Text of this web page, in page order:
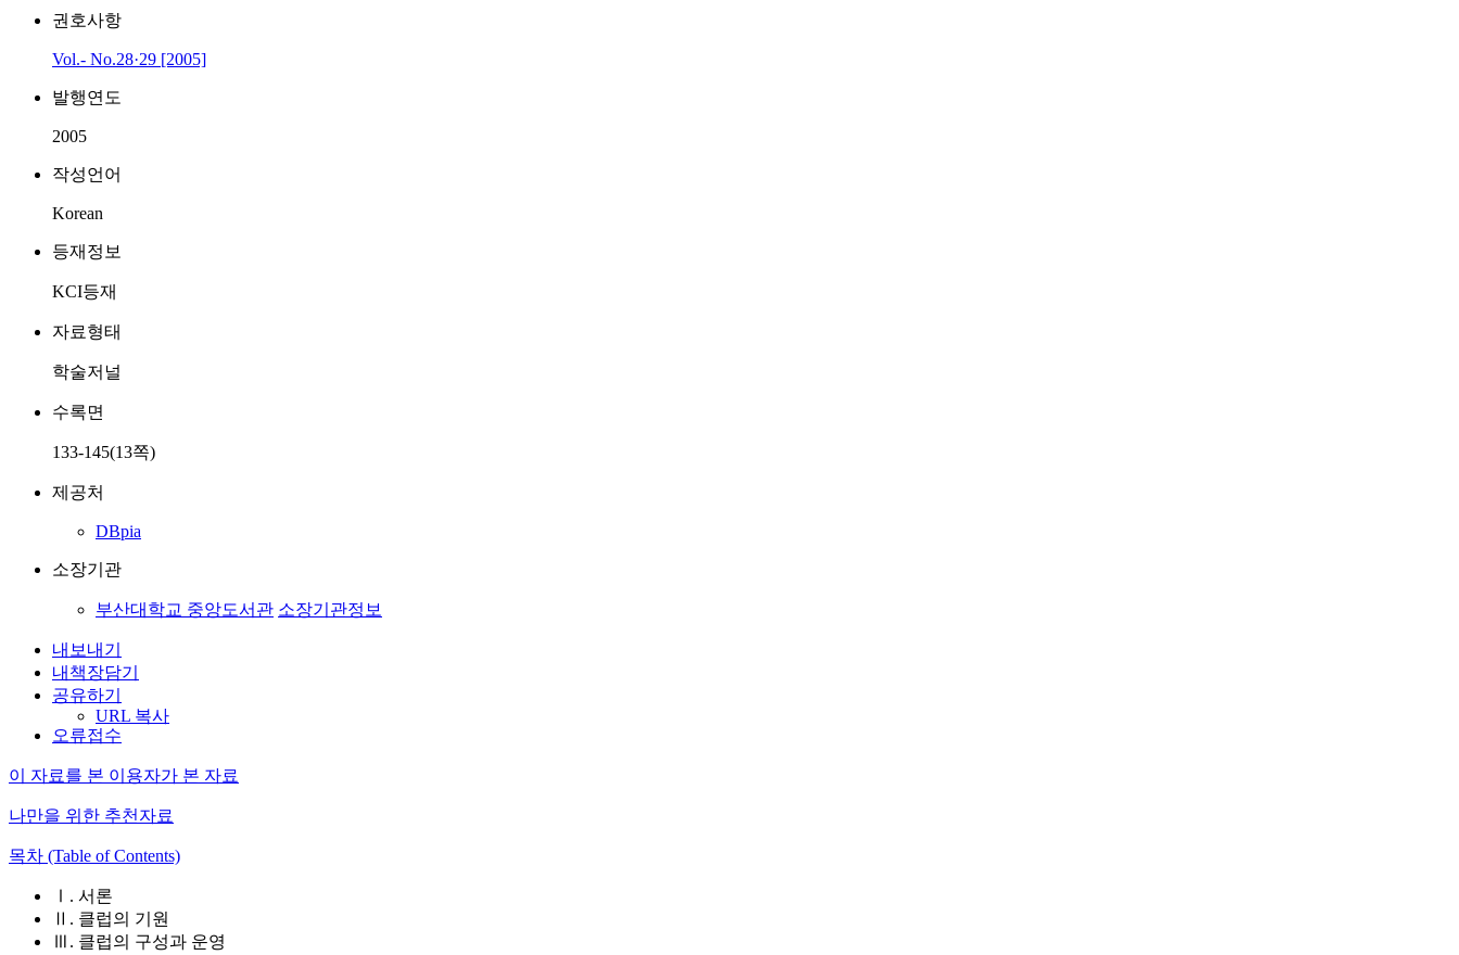
권호사항
Vol.- No.28·29 [2005]
발행연도
2005
작성언어
Korean
등재정보
KCI등재
자료형태
학술저널
수록면
133-145(13쪽)
제공처
DBpia
소장기관
부산대학교 중앙도서관 소장기관정보
내보내기
내책장담기
공유하기
URL 복사
오류접수
이 자료를 본 이용자가 본 자료
나만을 위한 추천자료
목차 (Table of Contents)
Ⅰ. 서론
Ⅱ. 클럽의 기원
Ⅲ. 클럽의 구성과 운영